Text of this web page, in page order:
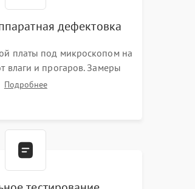
дефектовка
платы под микроскопом на
влаги и прогаров. Замеры
напряжений.
Подробнее